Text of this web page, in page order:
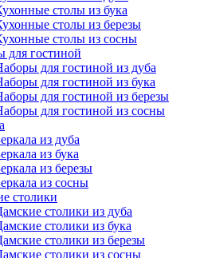
столы из бука
столы из березы
столы из сосны
для гостиной
для гостиной из дуба
для гостиной из бука
для гостиной из березы
для гостиной из сосны
из дуба
из бука
из березы
из сосны
столики
столики из дуба
столики из бука
столики из березы
столики из сосны